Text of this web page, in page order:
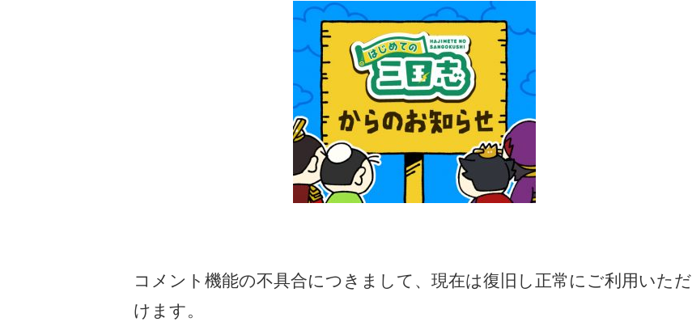
コメント機能の不具合につきまして、現在は復旧し正常にご利用いただ
けます。